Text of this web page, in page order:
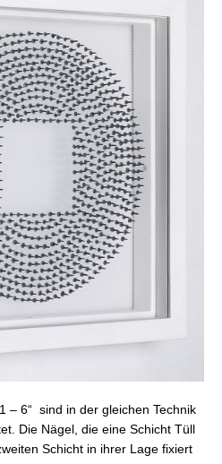
– 6“ sind in der gleichen Technik
Die Nägel, die eine Schicht Tüll
Schicht in ihrer Lage fixiert